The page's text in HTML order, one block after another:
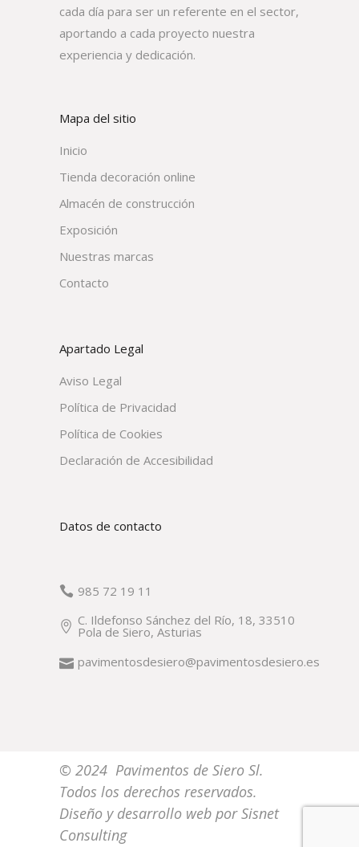
cada día para ser un referente en el sector,
aportando a cada proyecto nuestra
experiencia y dedicación.
Mapa del sitio
Inicio
Tienda decoración online
Almacén de construcción
Exposición
Nuestras marcas
Contacto
Apartado Legal
Aviso Legal
Política de Privacidad
Política de Cookies
Declaración de Accesibilidad
Datos de contacto
985 72 19 11
C. Ildefonso Sánchez del Río, 18, 33510
Pola de Siero, Asturias
pavimentosdesiero@pavimentosdesiero.es
© 2024 Pavimentos de Siero Sl.
Todos los derechos reservados.
Diseño y desarrollo web porSisnet
Consulting